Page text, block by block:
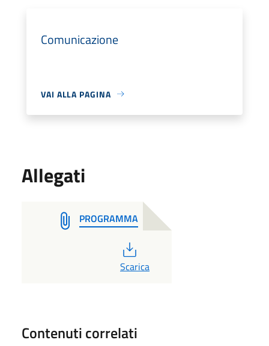
Comunicazione
VAI ALLA PAGINA
Allegati
PROGRAMMA
PDF
Scarica
Contenuti correlati